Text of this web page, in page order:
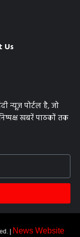
Us
न्यूज़ पोर्टल है, जो
खबरें पाठकों तक
| News Website